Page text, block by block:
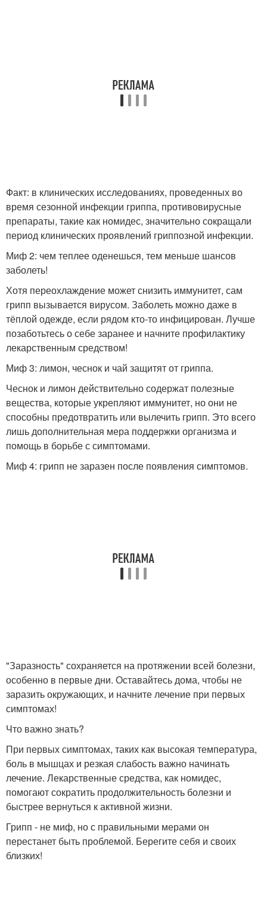
Факт: в клинических исследованиях, проведенных во
время сезонной инфекции гриппа, противовирусные
препараты, такие как номидес, значительно сокращали
период клинических проявлений гриппозной инфекции.
Миф 2: чем теплее оденешься, тем меньше шансов
заболеть!
Хотя переохлаждение может снизить иммунитет, сам
грипп вызывается вирусом. Заболеть можно даже в
тёплой одежде, если рядом кто-то инфицирован. Лучше
позаботьтесь о себе заранее и начните профилактику
лекарственным средством!
Миф 3: лимон, чеснок и чай защитят от гриппа.
Чеснок и лимон действительно содержат полезные
вещества, которые укрепляют иммунитет, но они не
способны предотвратить или вылечить грипп. Это всего
лишь дополнительная мера поддержки организма и
помощь в борьбе с симптомами.
Миф 4: грипп не заразен после появления симптомов.
"Заразность" сохраняется на протяжении всей болезни,
особенно в первые дни. Оставайтесь дома, чтобы не
заразить окружающих, и начните лечение при первых
симптомах!
Что важно знать?
При первых симптомах, таких как высокая температура,
боль в мышцах и резкая слабость важно начинать
лечение. Лекарственные средства, как номидес,
помогают сократить продолжительность болезни и
быстрее вернуться к активной жизни.
Грипп - не миф, но с правильными мерами он
перестанет быть проблемой. Берегите себя и своих
близких!